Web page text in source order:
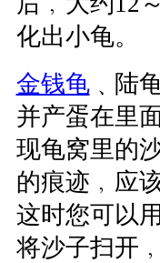
化出小龟。
金钱龟﹑陆
并产蛋在里
现龟窝里的
的痕迹﹐应
这时您可以
将沙子扫开